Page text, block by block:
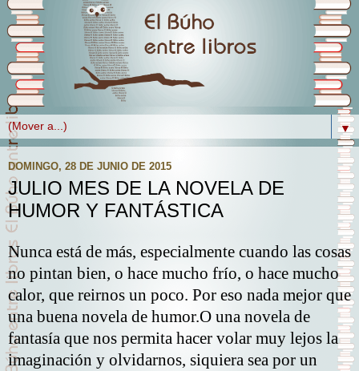
▼
DOMINGO, 28 DE JUNIO DE 2015
JULIO MES DE LA NOVELA DE
HUMOR Y FANTÁSTICA
Nunca está de más, especialmente cuando las cosas
no pintan bien, o hace mucho frío, o hace mucho
calor, que reirnos un poco. Por eso nada mejor que
una buena novela de humor.O una novela de
fantasía que nos permita hacer volar muy lejos la
imaginación y olvidarnos, siquiera sea por un